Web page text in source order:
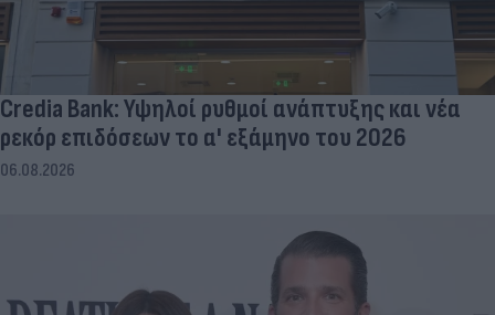
Credia Bank: Υψηλοί ρυθμοί ανάπτυξης και νέα
ρεκόρ επιδόσεων το α' εξάμηνο του 2026
06.08.2026